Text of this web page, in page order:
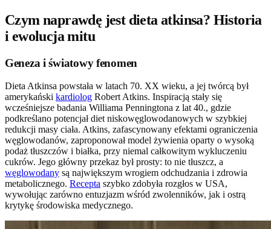
Czym naprawdę jest dieta atkinsa? Historia
i ewolucja mitu
Geneza i światowy fenomen
Dieta Atkinsa powstała w latach 70. XX wieku, a jej twórcą był
amerykański kardiolog Robert Atkins. Inspiracją stały się
wcześniejsze badania Williama Penningtona z lat 40., gdzie
podkreślano potencjał diet niskowęglowodanowych w szybkiej
redukcji masy ciała. Atkins, zafascynowany efektami ograniczenia
węglowodanów, zaproponował model żywienia oparty o wysoką
podaż tłuszczów i białka, przy niemal całkowitym wykluczeniu
cukrów. Jego główny przekaz był prosty: to nie tłuszcz, a
węglowodany są największym wrogiem odchudzania i zdrowia
metabolicznego. Recepta szybko zdobyła rozgłos w USA,
wywołując zarówno entuzjazm wśród zwolenników, jak i ostrą
krytykę środowiska medycznego.